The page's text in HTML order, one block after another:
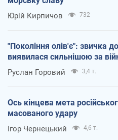
Юрій Кирпичов 732
"Покоління олів'є": звичка
виявилася сильнішою за
Руслан Горовий 3,4 т.
Ось кінцева мета
масованого удару
Ігор Чернецький 4,6 т.